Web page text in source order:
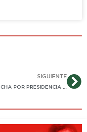
SIGUIENTE
EN LA LUCHA POR PRESIDENCIA DE COMISIÓN 6a AMANDA DIO UN «GRITO DE INDEPENDENCIA»